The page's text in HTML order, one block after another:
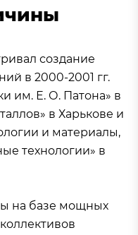
создание
в 2000-2001 гг.
им. Е. О. Патона» в
в Харькове и
и материалы,
технологии» в
на базе мощных